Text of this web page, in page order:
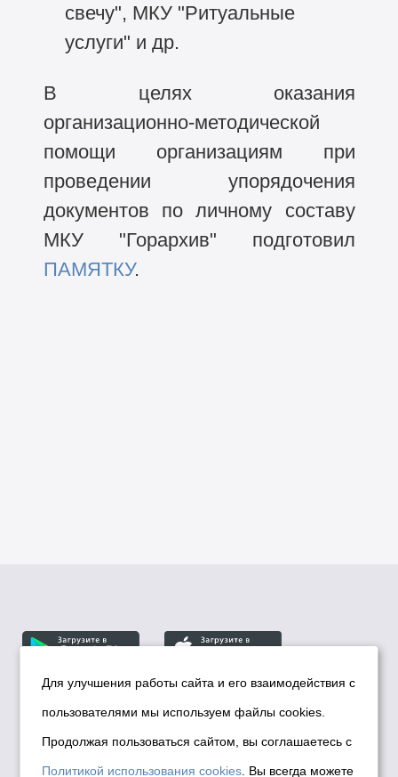
свечу", МКУ "Ритуальные
услуги" и др.
В целях оказания
организационно-методической
помощи организациям при
проведении упорядочения
документов по личному составу
МКУ "Горархив" подготовил
ПАМЯТКУ.
© Департамент информационной политики мэрии
города Новосибирска, 2026
Политика использования Cookies
Для улучшения работы сайта и его взаимодействия с
пользователями мы используем файлы cookies.
Продолжая пользоваться сайтом, вы соглашаетесь с
Политикой использования cookies . Вы всегда можете